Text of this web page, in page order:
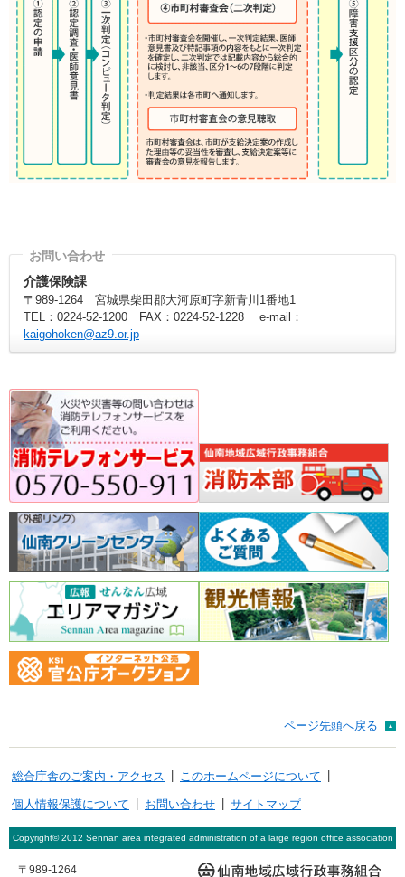
介護保険課
〒989-1264 宮城県柴田郡大河原町字新青川1番地1
TEL：0224-52-1200 FAX：0224-52-1228 e-mail：
kaigohoken@az9.or.jp
ページ先頭へ戻る
総合庁舎のご案内・アクセス | このホームページについて |
個人情報保護について | お問い合わせ | サイトマップ
Copyright© 2012 Sennan area integrated administration of a large region office association
〒989-1264